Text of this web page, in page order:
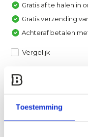
Toestemming
Gratis af te halen in
Gratis verzending
Achteraf betalen
Vergelijk
Heb je een vraag
Stuur ons een mail